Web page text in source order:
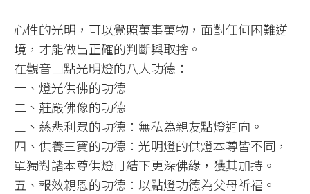
心性的光明，可以覺照萬事萬物，面對任何困難逆
境，才能做出正確的判斷與取捨。
在觀音山點光明燈的八大功德：
一、燈光供佛的功德
二、莊嚴佛像的功德
三、慈悲利眾的功德：無私為親友點燈迴向。
四、供養三寶的功德：光明燈的供燈本尊皆不同，
單獨對諸本尊供燈可結下更深佛緣，獲其加持。
五、報效親恩的功德：以點燈功德為父母祈福。